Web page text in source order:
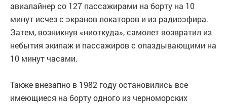
авиалайнер со 127 пассажирами на борту на 10
минут исчез с экранов локаторов и из радиоэфира.
Затем, возникнув «ниоткуда», самолет возвратил из
небытия экипаж и пассажиров с опаздывающими на
10 минут часами.
Также внезапно в 1982 году остановились все
имеющиеся на борту одного из черноморских